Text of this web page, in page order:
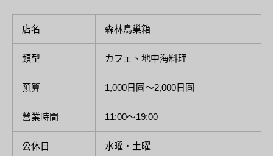
店名 森林鳥巢箱
類型 カフェ、地中海料理
預算 1,000日圓～2,000日圓
營業時間 11:00～19:00
公休日 水曜・土曜